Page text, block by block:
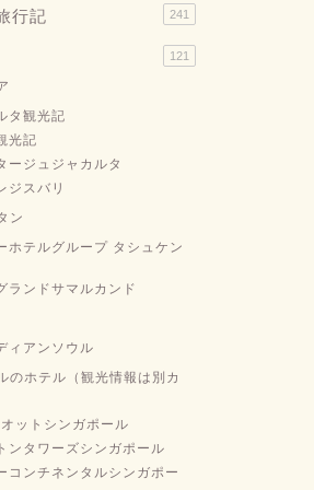
行記 241
121
タ観光記
光記
ージュジャカルタ
ジスバリ
ン
ホテルグループ タシュケン
ランドサマルカンド
ィアンソウル
のホテル（観光情報は別カ
ットシンガポール
ンタワーズシンガポール
コンチネンタルシンガポー